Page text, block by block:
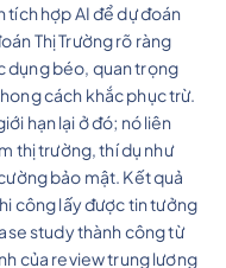
tích hợp AI để dự đoán
Thị Trường rõ ràng
dụng béo, quan trọng
cách khắc phục trừ.
hạn lại ở đó; nó liên
thị trường, thí dụ như
bảo mật. Kết quả
công lấy được tin tưởng
study thành công từ
của review trung lương